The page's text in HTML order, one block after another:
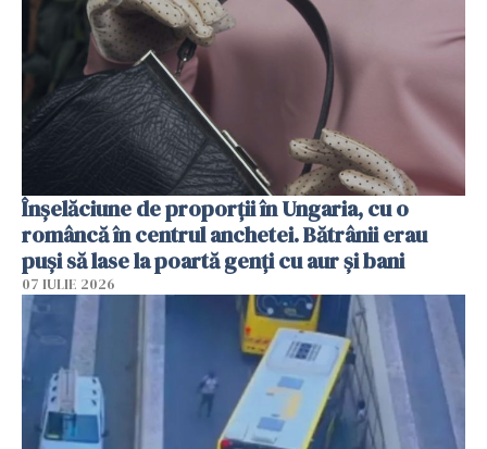
Înșelăciune de proporții în Ungaria, cu o
româncă în centrul anchetei. Bătrânii erau
puși să lase la poartă genți cu aur și bani
07 IULIE 2026